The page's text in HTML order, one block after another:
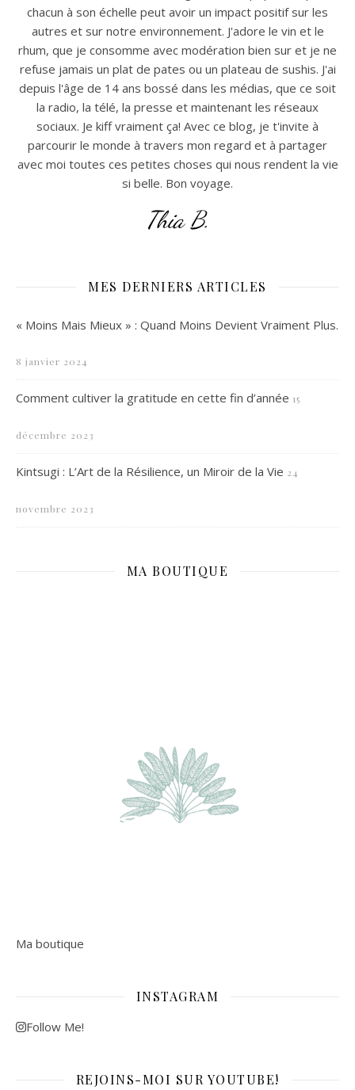
chacun à son échelle peut avoir un impact positif sur les
autres et sur notre environnement. J'adore le vin et le
rhum, que je consomme avec modération bien sur et je ne
refuse jamais un plat de pates ou un plateau de sushis. J'ai
depuis l'âge de 14 ans bossé dans les médias, que ce soit
la radio, la télé, la presse et maintenant les réseaux
sociaux. Je kiff vraiment ça! Avec ce blog, je t'invite à
parcourir le monde à travers mon regard et à partager
avec moi toutes ces petites choses qui nous rendent la vie
si belle. Bon voyage.
Thia B.
MES DERNIERS ARTICLES
« Moins Mais Mieux » : Quand Moins Devient Vraiment Plus.
8 janvier 2024
Comment cultiver la gratitude en cette fin d’année 15
décembre 2023
Kintsugi : L’Art de la Résilience, un Miroir de la Vie 24
novembre 2023
MA BOUTIQUE
Ma boutique
INSTAGRAM
Follow Me!
REJOINS-MOI SUR YOUTUBE!